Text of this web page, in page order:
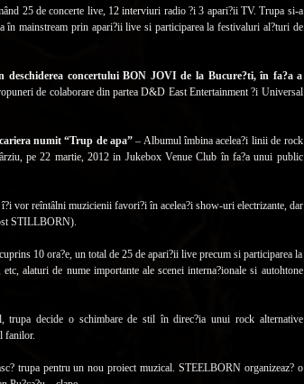
25 de concerte live, 12 interviuri radio ?i 3 apari?ii TV. Trupa si-a
în mainstream prin apari?ii live si participarea la festivaluri al?turi de
deschiderea concertului BON JOVI de la Bucure?ti, în fa?a a
de colaborare din partea D&D East Entertainment ?i Universal
numit “Trup de apa” – Albumul îmbina acelea?i linii de rock
pe 22 martie, 2012 in Jukebox Venue Club în fa?a unui public
vor reîntâlni muzicienii favori?i în acelea?i show-uri electrizante, dar
STILLBORN).
10 ora?e, un total de 25 de apari?ii live precum si participarea la
alaturi de nume importante ale scenei interna?ionale si autohtone
trupa decide o schimbare de stil în direc?ia unui rock alternative
fanilor.
trupa pentru un nou proiect muzical. STEELBORN organizeaz? o